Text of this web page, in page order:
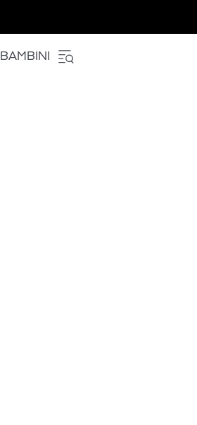
BAMBINI